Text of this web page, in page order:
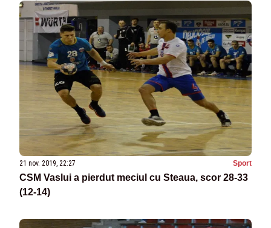
21 nov. 2019, 22:27 Sport
CSM Vaslui a pierdut meciul cu Steaua, scor 28-33
(12-14)